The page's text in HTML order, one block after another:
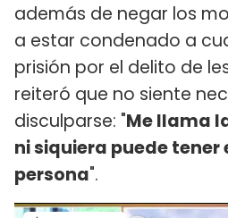
además de negar los
a estar condenado a
prisión por el delito de
reiteró que no siente
disculparse: "Me llama
ni siquiera puede
persona".